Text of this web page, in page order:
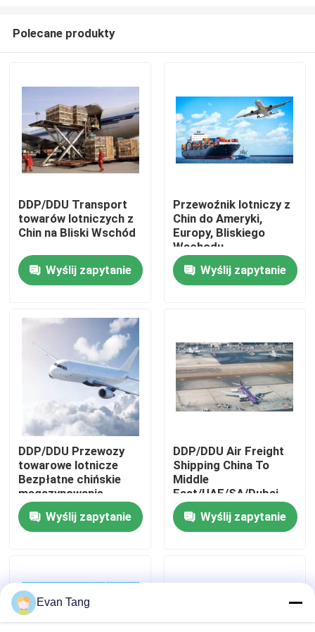
Do domu
Produkty
O nas
Wycieczka po fabryce
Kontrola jakości
Skontaktuj się z nami
Poproś o wycenę
Międzynarodowe usługi spedycyjne
Transgraniczne pozyskiwanie
Polecane produkty
DDP/DDU Transport
towarów lotniczych z
Chin na Bliski Wschód
Wyślij zapytanie
Przewoźnik lotniczy z
Chin do Ameryki,
Europy, Bliskiego
Wschodu
Wyślij zapytanie
DDP/DDU Przewozy
towarowe lotnicze
Bezpłatne chińskie
magazynowanie,
znakowanie, ponowne
pakowanieWyślij zapytanie
DDP/DDU Air Freight
Shipping China To
Middle
East/UAE/SA/Dubai
Wyślij zapytanie
Evan Tang